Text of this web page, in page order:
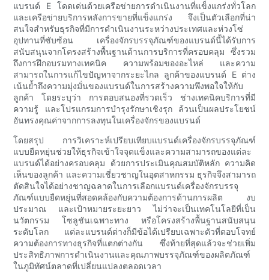
แบรนด์ E โดดเด่นด้วยเครือข่ายการดำเนินงานที่แข็งแกร่งทั่วโลก
และเครือข่ายบริการหลังการขายที่แข็งแกร่ง จึงเป็นตัวเลือกที่น่า
สนใจสำหรับธุรกิจที่มีการดำเนินงานระหว่างประเทศและห่วงโซ่
อุปทานที่ซับซ้อน เครื่องจักรบรรจุภัณฑ์ของแบรนด์นี้ได้รับการ
สนับสนุนจากโครงสร้างพื้นฐานด้านการบริการที่ครอบคลุม ซึ่งรวม
ถึงการฝึกอบรมทางเทคนิค ความพร้อมของอะไหล่ และความ
สามารถในการแก้ไขปัญหาจากระยะไกล ลูกค้าของแบรนด์ E ต่าง
เน้นย้ำถึงความมุ่งมั่นของแบรนด์ในการสร้างความพึงพอใจให้กับ
ลูกค้า โดยระบุว่า การตอบสนองที่รวดเร็ว ช่างเทคนิคบริการที่มี
ความรู้ และโปรแกรมการบำรุงรักษาเชิงรุก ล้วนเป็นผลประโยชน์
อันทรงคุณค่าจากการลงทุนในเครื่องจักรของแบรนด์
โดยสรุป การวิเคราะห์เปรียบเทียบแบรนด์เครื่องจักรบรรจุภัณฑ์
แบบยืดหยุ่นช่วยให้ธุรกิจเข้าใจจุดแข็งและความสามารถของแต่ละ
แบรนด์ได้อย่างครอบคลุม ด้วยการประเมินคุณสมบัติหลัก ความคิด
เห็นของลูกค้า และความเชี่ยวชาญในอุตสาหกรรม ธุรกิจจึงสามารถ
ตัดสินใจได้อย่างชาญฉลาดในการเลือกแบรนด์เครื่องจักรบรรจุ
ภัณฑ์แบบยืดหยุ่นที่สอดคล้องกับความต้องการด้านการผลิต งบ
ประมาณ และเป้าหมายระยะยาว ไม่ว่าจะเป็นเทคโนโลยีที่เป็น
นวัตกรรม โซลูชันเฉพาะทาง หรือโครงสร้างพื้นฐานสนับสนุน
ระดับโลก แต่ละแบรนด์ต่างก็มีข้อได้เปรียบเฉพาะตัวที่ตอบโจทย์
ความต้องการทางธุรกิจที่แตกต่างกัน ซึ่งท้ายที่สุดแล้วจะช่วยเพิ่ม
ประสิทธิภาพการดำเนินงานและคุณภาพบรรจุภัณฑ์ของผลิตภัณฑ์
ในภูมิทัศน์ตลาดที่เปลี่ยนแปลงตลอดเวลา